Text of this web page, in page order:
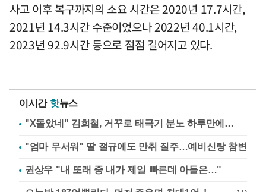
사고 이후 복구까지의 소요 시간은 2020년 17.7시간,
2021년 14.3시간 수준이었으나 2022년 40.1시간,
2023년 92.9시간 등으로 점점 길어지고 있다.
이시간 핫뉴스
"X돌았네" 김희철, 거꾸로 태극기 분노 하루만에…
"엄마 무서워" 딸 절규에도 만취 질주…예비신랑 참변
권상우 "내 또래 중 내가 제일 빠른데 아들은…"